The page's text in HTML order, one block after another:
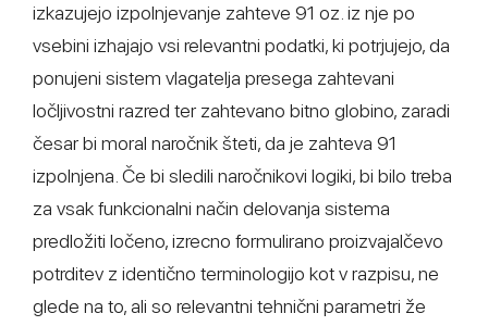
izkazujejo izpolnjevanje zahteve 91 oz. iz nje po
vsebini izhajajo vsi relevantni podatki, ki potrjujejo, da
ponujeni sistem vlagatelja presega zahtevani
ločljivostni razred ter zahtevano bitno globino, zaradi
česar bi moral naročnik šteti, da je zahteva 91
izpolnjena. Če bi sledili naročnikovi logiki, bi bilo treba
za vsak funkcionalni način delovanja sistema
predložiti ločeno, izrecno formulirano proizvajalčevo
potrditev z identično terminologijo kot v razpisu, ne
glede na to, ali so relevantni tehnični parametri že